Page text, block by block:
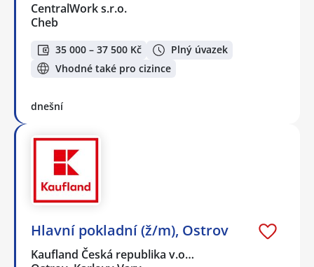
CentralWork s.r.o.
Cheb
35 000 – 37 500 Kč
Plný úvazek
Vhodné také pro cizince
dnešní
Hlavní pokladní (ž/m), Ostrov
Kaufland Česká republika v.o…